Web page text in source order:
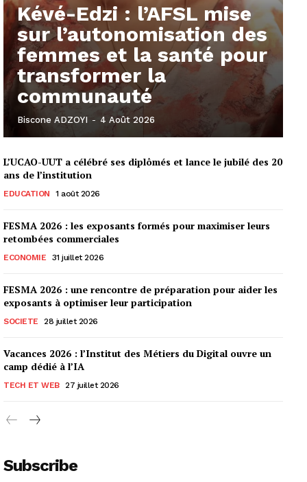
Kévé-Edzi : l’AFSL mise
sur l’autonomisation des
femmes et la santé pour
transformer la
communauté
Biscone ADZOYI - 4 Août 2026
L’UCAO-UUT a célébré ses diplômés et lance le jubilé des 20
ans de l’institution
EDUCATION 1 août 2026
FESMA 2026 : les exposants formés pour maximiser leurs
retombées commerciales
ECONOMIE 31 juillet 2026
FESMA 2026 : une rencontre de préparation pour aider les
exposants à optimiser leur participation
SOCIETE 28 juillet 2026
Vacances 2026 : l’Institut des Métiers du Digital ouvre un
camp dédié à l’IA
TECH ET WEB 27 juillet 2026
Subscribe